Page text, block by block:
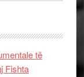
të
Fishta